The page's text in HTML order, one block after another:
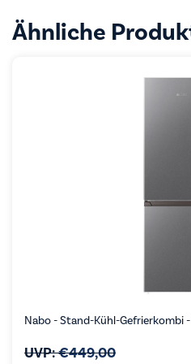
Ähnliche
Nabo - Stand-Kühl-Gefrierkombi
UVP:€449,00